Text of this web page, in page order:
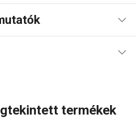
termékek